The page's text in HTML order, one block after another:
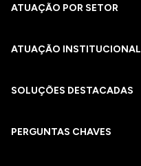
ATUAÇÃO POR SETOR
ATUAÇÃO INSTITUCIONAL
SOLUÇÕES DESTACADAS
PERGUNTAS CHAVES​